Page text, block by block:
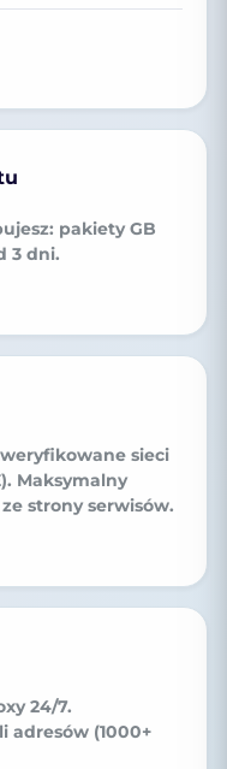
pakiety GB
3 dni.
sieci
Maksymalny
strony serwisów.
24/7.
adresów (1000+